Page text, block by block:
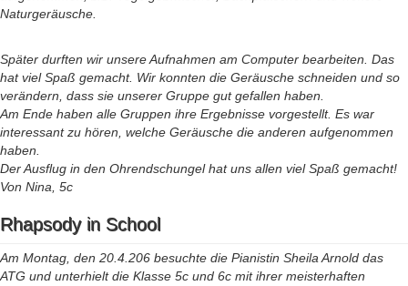
Naturgeräusche.
Später durften wir unsere Aufnahmen am Computer bearbeiten. Das
hat viel Spaß gemacht. Wir konnten die Geräusche schneiden und so
verändern, dass sie unserer Gruppe gut gefallen haben.
Am Ende haben alle Gruppen ihre Ergebnisse vorgestellt. Es war
interessant zu hören, welche Geräusche die anderen aufgenommen
haben.
Der Ausflug in den Ohrendschungel hat uns allen viel Spaß gemacht!
Von Nina, 5c
Rhapsody in School
Am Montag, den 20.4.206 besuchte die Pianistin Sheila Arnold das
ATG und unterhielt die Klasse 5c und 6c mit ihrer meisterhaften